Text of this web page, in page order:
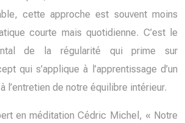
cette approche est souvent moins
courte mais quotidienne. C’est le
de la régularité qui prime sur
qui s’applique à l’apprentissage d’un
l’entretien de notre équilibre intérieur.
en méditation Cédric Michel, « Notre